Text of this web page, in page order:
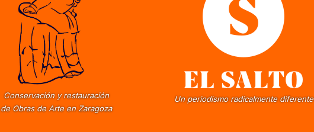
Conservación y restauración
de Obras de Arte en Zaragoza
Un periodismo radicalmente diferente